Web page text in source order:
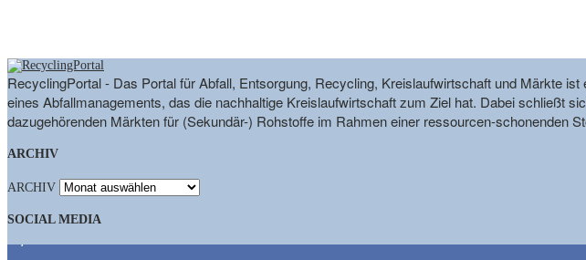
RecyclingPortal - Das Portal für Abfall, Entsorgung, Recycling, Kreislaufwirtschaft und Märkte
eines Abfallmanagements, das die nachhaltige Kreislaufwirtschaft zum Ziel hat. Dabei schließt
dazugehörenden Märkten für (Sekundär-) Rohstoffe im Rahmen einer ressourcen-schonenden
ARCHIV
ARCHIV
SOCIAL MEDIA